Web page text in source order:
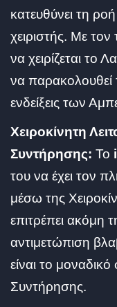
κατευθύνει τη
χειριστής. Με
να χειρίζεται το
να παρακολουθεί
ενδείξεις των
Χειροκίνητη
Συντήρησης: Το
του να έχει τον
μέσω της
επιτρέπει ακόμη
αντιμετώπιση
είναι το
Συντήρησης.